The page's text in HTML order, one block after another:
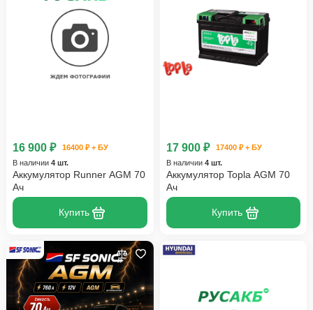
16 900 ₽
16400 ₽ + БУ
В наличии 4 шт.
Аккумулятор Runner AGM 70
Ач
Купить
17 900 ₽
17400 ₽ + БУ
В наличии 4 шт.
Аккумулятор Topla AGM 70
Ач
Купить